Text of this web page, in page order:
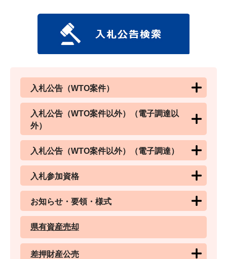
入札公告（WTO案件）
入札公告（WTO案件以外）（電子調達以
外）
入札公告（WTO案件以外）（電子調達）
入札参加資格
お知らせ・要領・様式
県有資産売却
差押財産公売